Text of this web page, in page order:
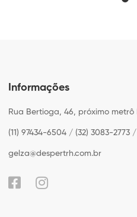
Informações
Rua Bertioga, 46, próximo
(11) 97434-6504 / (32) 3083-2773 /
gelza@despertrh.com.br